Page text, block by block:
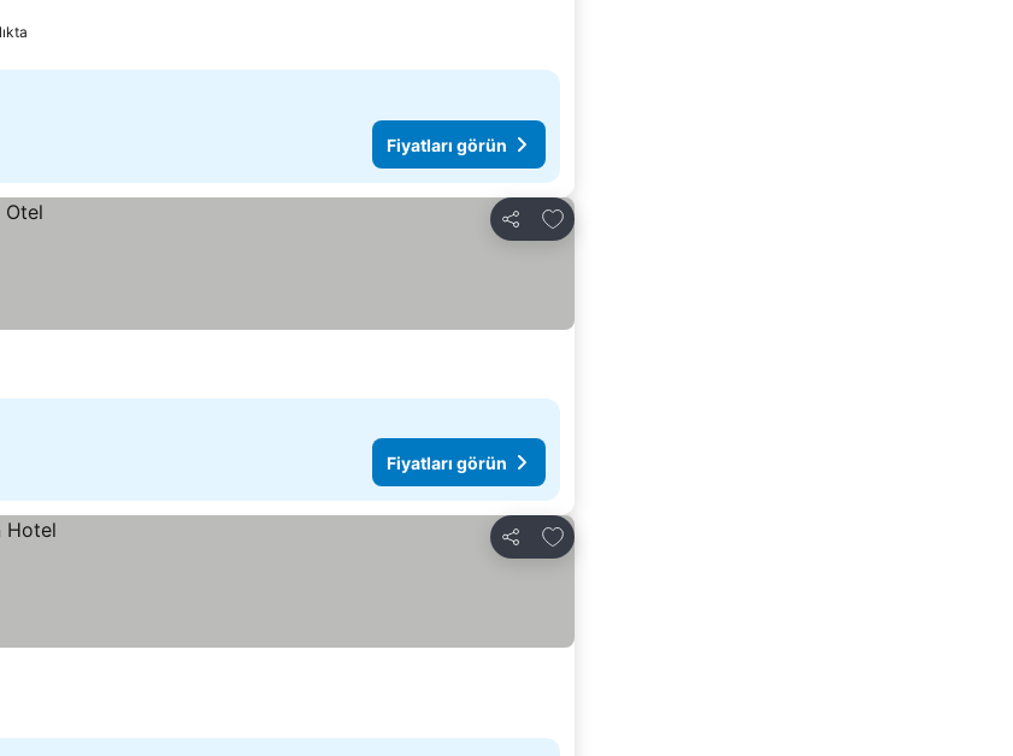
Fiyatları görün
Paylaş
Favorilerime ekle
Fiyatları görün
Paylaş
Favorilerime ekle